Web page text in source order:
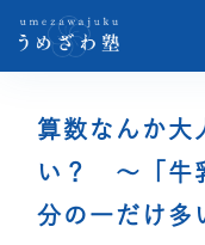
算数なんか大
い？ ～「牛
分の一だけ多